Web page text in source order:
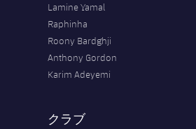
Lamine Yamal
Raphinha
Roony Bardghji
Anthony Gordon
Karim Adeyemi
クラブ